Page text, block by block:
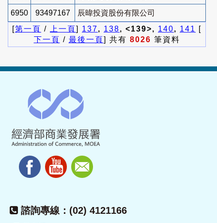
6950 93497167
辰暐投資股份有限公司
[第一頁 / 上一頁] 137, 138, <139>, 140, 141
[
下一頁 / 最後一頁] 共有 8026 筆資料
諮詢專線：(02) 4121166